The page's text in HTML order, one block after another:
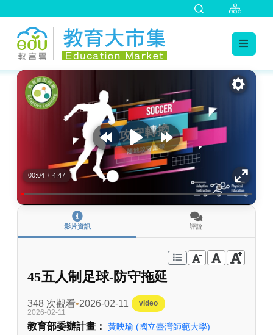
:::
00:04 / 4:47
影片資訊 評論
45五人制足球-防守拖延
348 次觀看 2026-02-11
video
2026-02-11
教育部委辦計畫： 黃映瑜 (國立臺灣師範大學)